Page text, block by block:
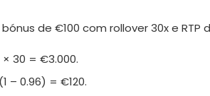
de €100 com rollover 30x e RTP
30 = €3.000.
– 0.96) = €120.